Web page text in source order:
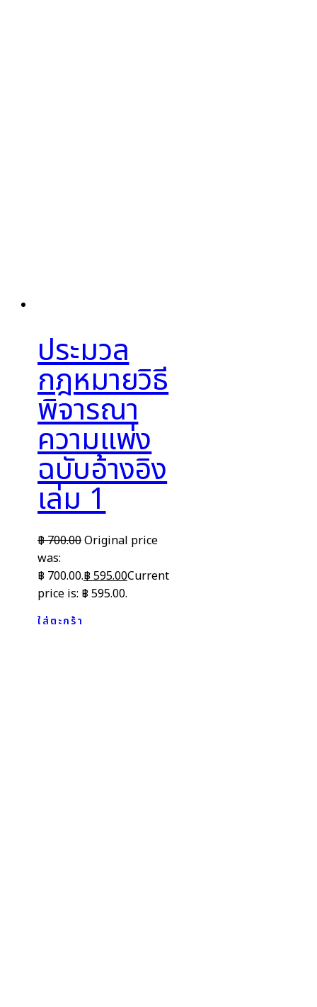
ประมวล
กฎหมายวิธี
พิจารณา
ความแพ่ง
ฉบับอ้างอิง
เล่ม 1
฿700.00Original price
was:
฿ 700.00.฿ 595.00Current
price is: ฿ 595.00.
ใส่ตะกร้า